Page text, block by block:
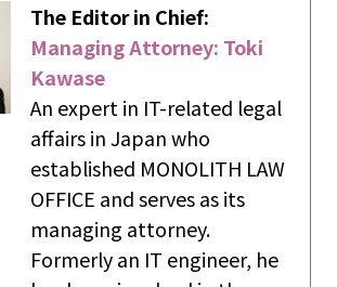
The Editor in Chief:
Managing Attorney: Toki
Kawase
An expert in IT-related legal
affairs in Japan who
established MONOLITH LAW
OFFICE and serves as its
managing attorney.
Formerly an IT engineer, he